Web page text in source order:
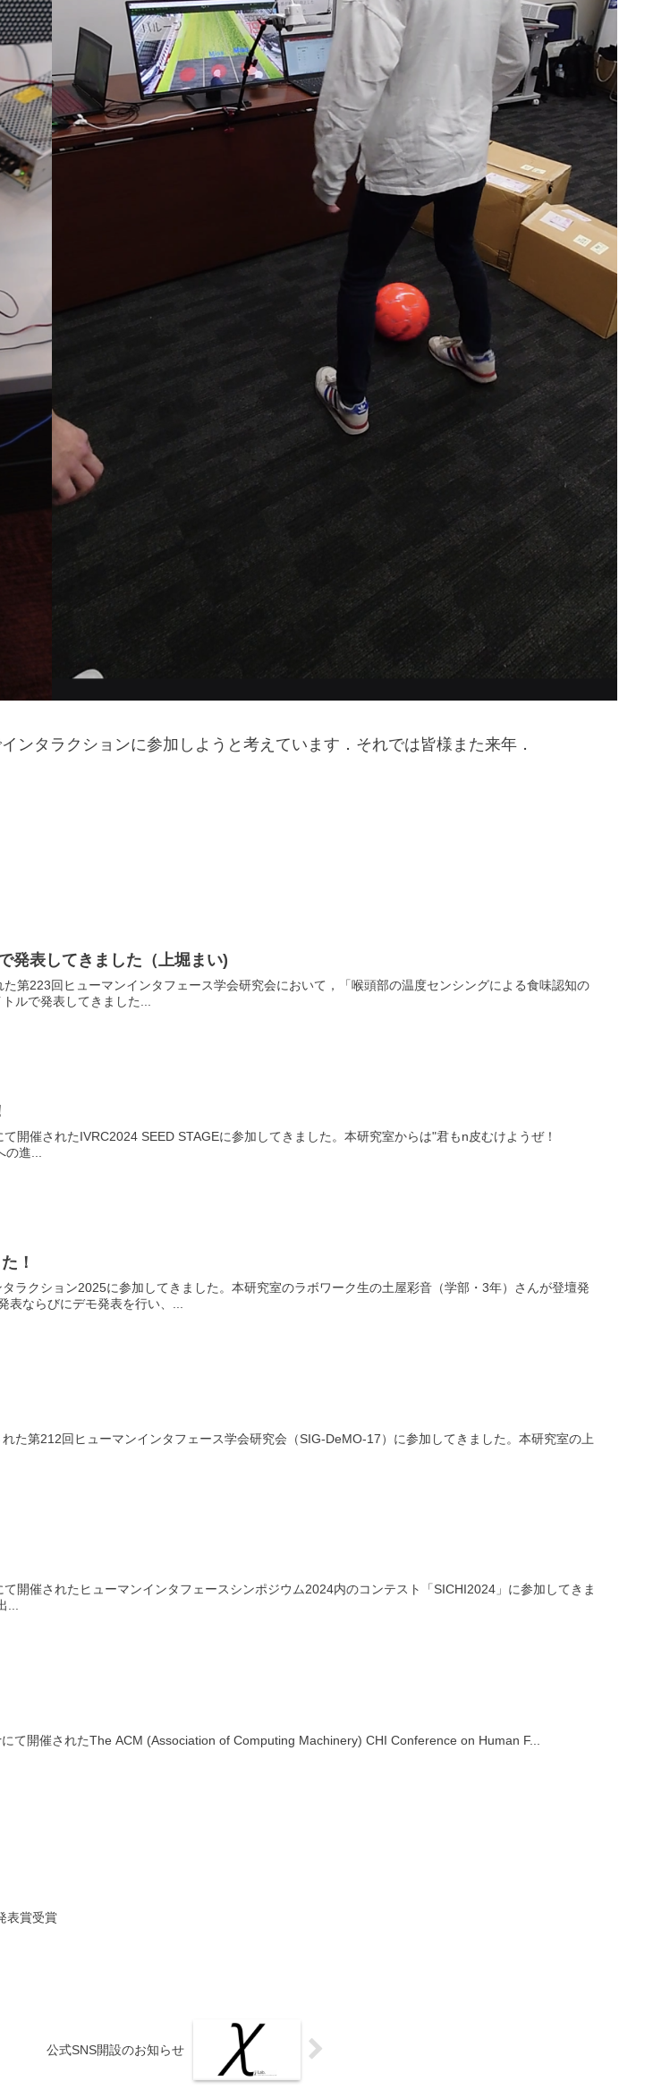
タラクションに参加しようと考えています．それでは皆様また来年．
発表してきました（上堀まい)
第223回ヒューマンインタフェース学会研究会において，「喉頭部の温度センシングによる食味認知の
ルで発表してきました...
開催されたIVRC2024 SEED STAGEに参加してきました。本研究室からは"君もn皮むけようぜ！
進...
！
ラクション2025に参加してきました。本研究室のラボワーク生の土屋彩音（学部・3年）さんが登壇発
ならびにデモ発表を行い、...
た第212回ヒューマンインタフェース学会研究会（SIG-DeMO-17）に参加してきました。本研究室の上
開催されたヒューマンインタフェースシンポジウム2024内のコンテスト「SICHI2024」に参加してきま
...
て開催されたThe ACM (Association of Computing Machinery) CHI Conference on Human F...
表賞受賞
公式SNS開設のお知らせ